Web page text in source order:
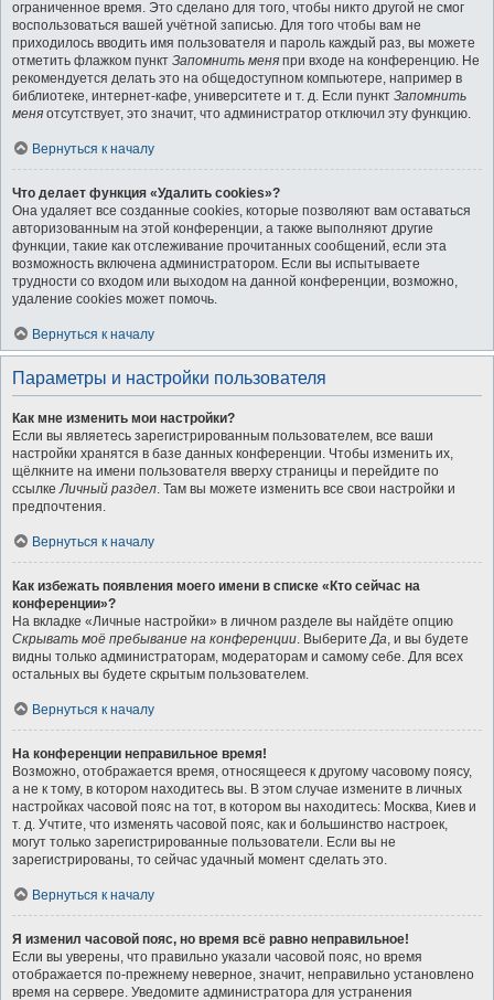
ограниченное время. Это сделано для того, чтобы никто другой не смог
воспользоваться вашей учётной записью. Для того чтобы вам не
приходилось вводить имя пользователя и пароль каждый раз, вы можете
отметить флажком пункт Запомнить меня при входе на конференцию. Не
рекомендуется делать это на общедоступном компьютере, например в
библиотеке, интернет-кафе, университете и т. д. Если пункт Запомнить
меня отсутствует, это значит, что администратор отключил эту функцию.
Вернуться к началу
Что делает функция «Удалить cookies»?
Она удаляет все созданные cookies, которые позволяют вам оставаться
авторизованным на этой конференции, а также выполняют другие
функции, такие как отслеживание прочитанных сообщений, если эта
возможность включена администратором. Если вы испытываете
трудности со входом или выходом на данной конференции, возможно,
удаление cookies может помочь.
Вернуться к началу
Параметры и настройки пользователя
Как мне изменить мои настройки?
Если вы являетесь зарегистрированным пользователем, все ваши
настройки хранятся в базе данных конференции. Чтобы изменить их,
щёлкните на имени пользователя вверху страницы и перейдите по
ссылкеЛичный раздел. Там вы можете изменить все свои настройки и
предпочтения.
Вернуться к началу
Как избежать появления моего имени в списке «Кто сейчас на
конференции»?
На вкладке «Личные настройки» в личном разделе вы найдёте опцию
Скрывать моё пребывание на конференции. ВыберитеДа, и вы будете
видны только администраторам, модераторам и самому себе. Для всех
остальных вы будете скрытым пользователем.
Вернуться к началу
На конференции неправильное время!
Возможно, отображается время, относящееся к другому часовому поясу,
а не к тому, в котором находитесь вы. В этом случае измените в личных
настройках часовой пояс на тот, в котором вы находитесь: Москва, Киев и
т. д. Учтите, что изменять часовой пояс, как и большинство настроек,
могут только зарегистрированные пользователи. Если вы не
зарегистрированы, то сейчас удачный момент сделать это.
Вернуться к началу
Я изменил часовой пояс, но время всё равно неправильное!
Если вы уверены, что правильно указали часовой пояс, но время
отображается по-прежнему неверное, значит, неправильно установлено
время на сервере. Уведомите администратора для устранения